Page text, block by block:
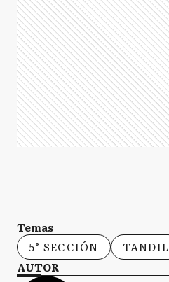
Temas
5° SECCIÓN
TANDIL
AUTOR